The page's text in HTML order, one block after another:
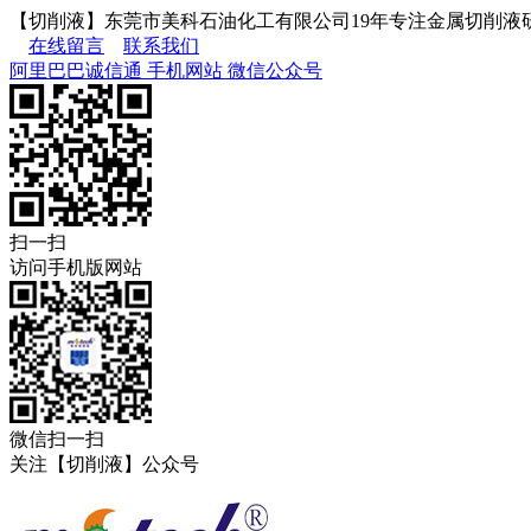
【切削液】东莞市美科石油化工有限公司19年专注金属切削液
在线留言
联系我们
阿里巴巴诚信通 手机网站 微信公众号
扫一扫
访问手机版网站
微信扫一扫
关注【切削液】公众号